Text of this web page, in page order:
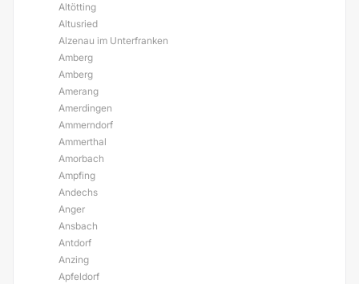
Altötting
Altusried
Alzenau im Unterfranken
Amberg
Amberg
Amerang
Amerdingen
Ammerndorf
Ammerthal
Amorbach
Ampfing
Andechs
Anger
Ansbach
Antdorf
Anzing
Apfeldorf